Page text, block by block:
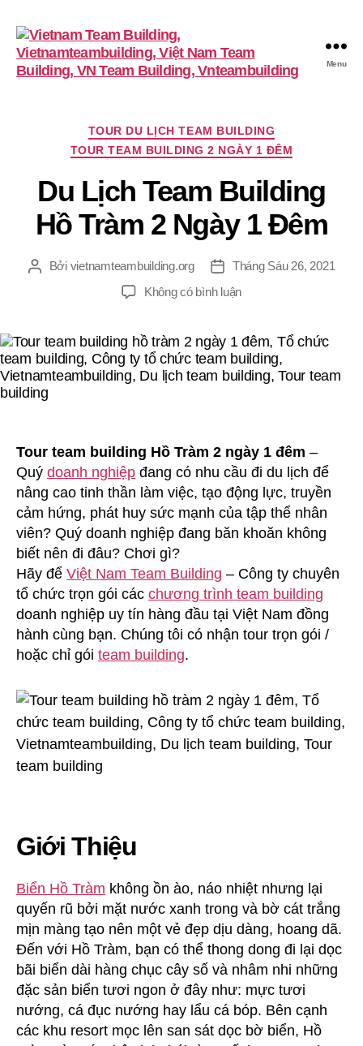
VietnamTeambuilding
Menu
Chuyên
mục
TOUR DU LỊCH TEAM BUILDING
TOUR TEAM BUILDING 2 NGÀY 1 ĐÊM
Du Lịch Team Building
Hồ Tràm 2 Ngày 1 Đêm
TácBởi vietnamteambuilding.org
Ngày
đăng
Tháng Sáu 26, 2021
Không có bình luậnở
Team
Building
Hồ
1
Đêm
Tour team building Hồ Tràm 2 ngày 1 đêm –
Quý doanh nghiệp đang có nhu cầu đi du lịch để
nâng cao tinh thần làm việc, tạo động lực, truyền
cảm hứng, phát huy sức mạnh của tập thể nhân
viên? Quý doanh nghiệp đang băn khoăn không
biết nên đi đâu? Chơi gì?
Hãy để Việt Nam Team Building – Công ty chuyên
tổ chức trọn gói các chương trình team building
doanh nghiệp uy tín hàng đầu tại Việt Nam đồng
hành cùng bạn. Chúng tôi có nhận tour trọn gói /
hoặc chỉ gói team building.
Giới Thiệu
Biển Hồ Tràm không ồn ào, náo nhiệt nhưng lại
quyến rũ bởi mặt nước xanh trong và bờ cát trắng
mịn màng tạo nên một vẻ đẹp dịu dàng, hoang dã.
Đến với Hồ Tràm, bạn có thể thong dong đi lại dọc
bãi biển dài hàng chục cây số và nhâm nhi những
đặc sản biển tươi ngon ở đây như: mực tươi
nướng, cá đục nướng hay lẩu cá bóp. Bên cạnh
các khu resort mọc lên san sát dọc bờ biển, Hồ